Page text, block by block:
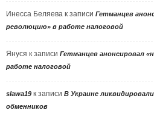
Инесса Беляева к записи Гетманцев
революцию» в работе налоговой
Януся к записи Гетманцев анонсировал
работе налоговой
slawa19 к записи В Украине
обменников